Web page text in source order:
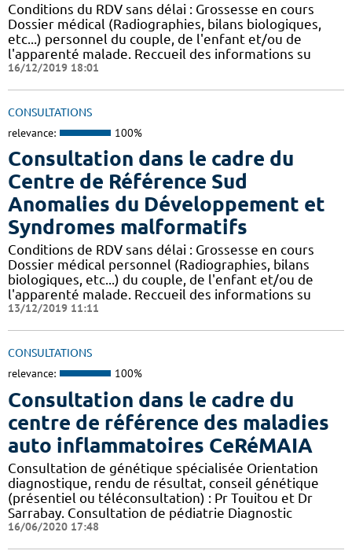
Conditions du RDV sans délai : Grossesse en cours
Dossier médical (Radiographies, bilans biologiques,
etc...) personnel du couple, de l'enfant et/ou de
l'apparenté malade. Reccueil des informations su
16/12/2019 18:01
CONSULTATIONS
relevance: 100%
Consultation dans le cadre du
Centre de Référence Sud
Anomalies du Développement et
Syndromes malformatifs
Conditions de RDV sans délai : Grossesse en cours
Dossier médical personnel (Radiographies, bilans
biologiques, etc...) du couple, de l'enfant et/ou de
l'apparenté malade. Reccueil des informations su
13/12/2019 11:11
CONSULTATIONS
relevance: 100%
Consultation dans le cadre du
centre de référence des maladies
auto inflammatoires CeRéMAIA
Consultation de génétique spécialisée Orientation
diagnostique, rendu de résultat, conseil génétique
(présentiel ou téléconsultation) : Pr Touitou et Dr
Sarrabay. Consultation de pédiatrie Diagnostic
16/06/2020 17:48